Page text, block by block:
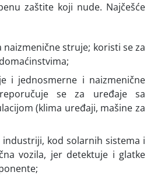
zaštite koji nude. Najčešće
naizmenične struje; koristi se za
i jednosmerne i naizmenične
se za uređaje sa
(klima uređaji, mašine za
kod solarnih sistema i
vozila, jer detektuje i glatke